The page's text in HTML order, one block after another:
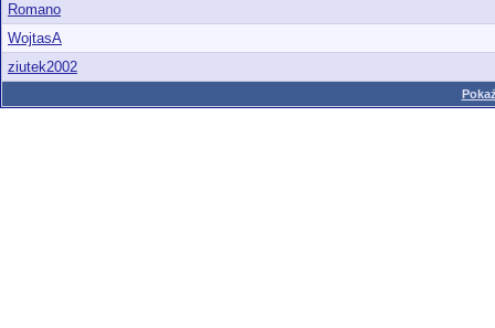
Romano
WojtasA
ziutek2002